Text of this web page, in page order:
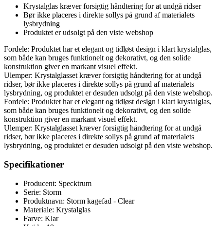
Krystalglas kræver forsigtig håndtering for at undgå ridser
Bør ikke placeres i direkte sollys på grund af materialets
lysbrydning
Produktet er udsolgt på den viste webshop
Fordele: Produktet har et elegant og tidløst design i klart krystalglas,
som både kan bruges funktionelt og dekorativt, og den solide
konstruktion giver en markant visuel effekt.
Ulemper: Krystalglasset kræver forsigtig håndtering for at undgå
ridser, bør ikke placeres i direkte sollys på grund af materialets
lysbrydning, og produktet er desuden udsolgt på den viste webshop.
Fordele: Produktet har et elegant og tidløst design i klart krystalglas,
som både kan bruges funktionelt og dekorativt, og den solide
konstruktion giver en markant visuel effekt.
Ulemper: Krystalglasset kræver forsigtig håndtering for at undgå
ridser, bør ikke placeres i direkte sollys på grund af materialets
lysbrydning, og produktet er desuden udsolgt på den viste webshop.
Specifikationer
Producent: Specktrum
Serie: Storm
Produktnavn: Storm kagefad - Clear
Materiale: Krystalglas
Farve: Klar